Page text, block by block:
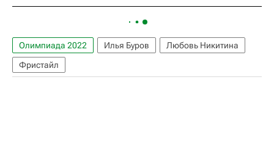
Олимпиада 2022 Илья Буров
Любовь Никитина
Фристайл